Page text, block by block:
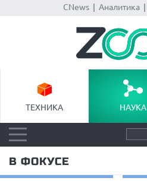
CNews| Аналитика|
ТЕХНИКА НАУКА
В ФОКУСЕ